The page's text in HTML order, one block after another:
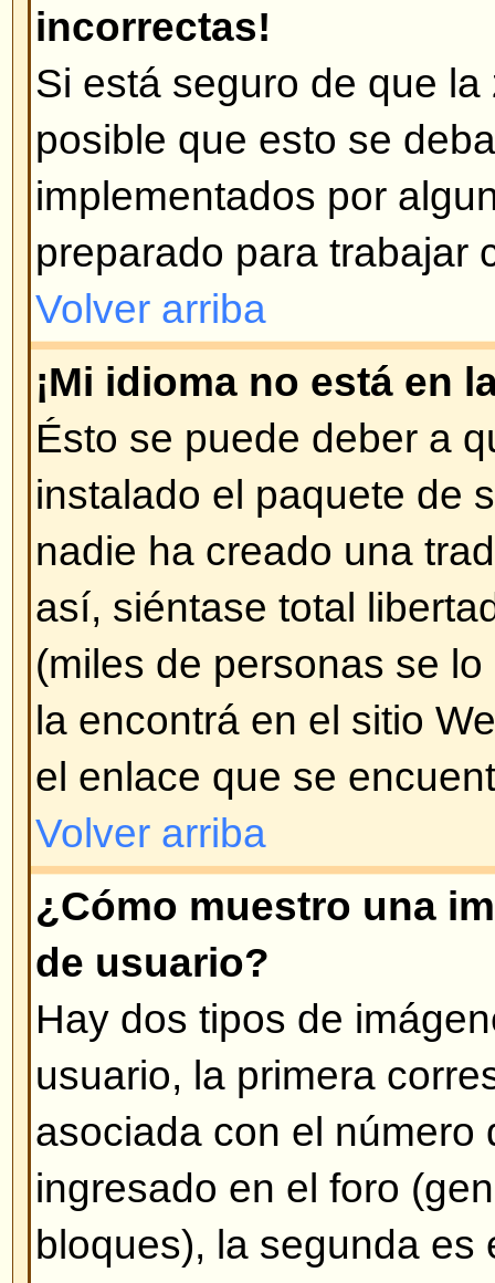
¿Cómo creo un mensaje en
Fácil -- pulse en el botón
en un foro o en un tema. Puede
registrarse para poder crear
que tiene en cada lugar del foro
parte inferior de cada página (
Puede hacer encuestas..
Volver arriba
¿Cómo modifico o borro un
A menos que sea administrador
sólo puede borrar o modificar
ingresado Ud. mismo. Puede
pulsando enEditar. Si alguien
mensaje, encontrará un
diciendo que ha sido
hecho. No aparece si fue un
administrador el que lo modificó
veces se deja un mensaje
Volver arriba
¿Cómo adoso mi firma a mis
Para adosar una firma en sus
que crear una firma
modificando su perfil. Una vez
opciónAgregar firmacuando
También puede activar la
agregue su firma a los
su perfil) y puede evitar que se
mensaje en particular al crearlo.